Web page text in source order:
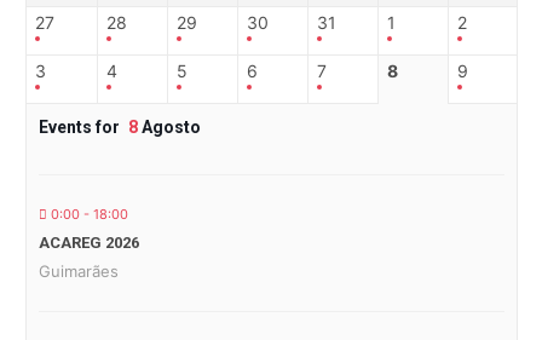
27 28 29 30 31 1 2
3 4 5 6 7 8 9
Events for 8Agosto
0:00 - 18:00
ACAREG 2026
Guimarães